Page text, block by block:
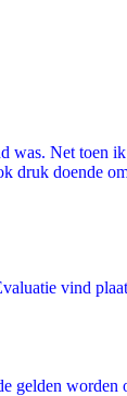
was. Net toen
doende
vind